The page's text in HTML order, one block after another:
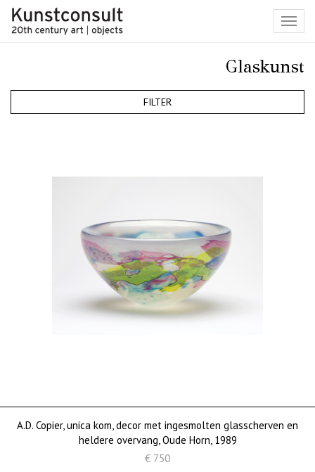
Glaskunst
FILTER
A.D. Copier, unica kom, decor met ingesmolten glasscherven en
heldere overvang, Oude Horn, 1989
€ 750